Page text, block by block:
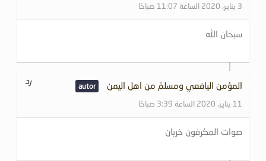
3 يناير، 2020 الساعة 11:07 صباحًا
سبحان الله
المؤمن اليافعي ومسلمً من اهل اليمن
11 يناير، 2020 الساعة 3:39 صباحًا
رد
صوات المكرفون خربان